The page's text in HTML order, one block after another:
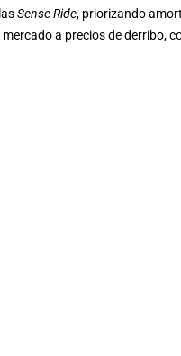
Sense Ride, priorizando
a precios de derribo,